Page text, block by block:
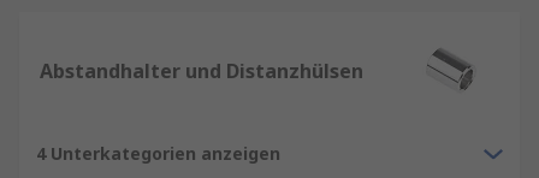
Was ist der Unterschied zwischen
Abstandhalter und Distanzhülsen
4 Unterkategorien anzeigen